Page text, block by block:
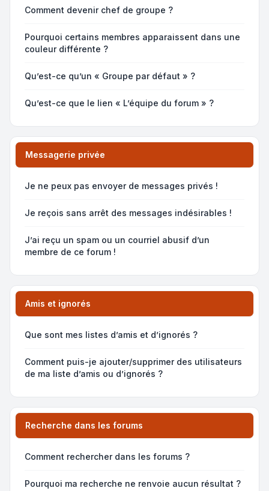
Comment devenir chef de groupe ?
Pourquoi certains membres apparaissent dans une
couleur différente ?
Qu’est-ce qu’un « Groupe par défaut » ?
Qu’est-ce que le lien « L’équipe du forum » ?
Messagerie privée
Je ne peux pas envoyer de messages privés !
Je reçois sans arrêt des messages indésirables !
J’ai reçu un spam ou un courriel abusif d’un
membre de ce forum !
Amis et ignorés
Que sont mes listes d’amis et d’ignorés ?
Comment puis-je ajouter/supprimer des utilisateurs
de ma liste d’amis ou d’ignorés ?
Recherche dans les forums
Comment rechercher dans les forums ?
Pourquoi ma recherche ne renvoie aucun résultat ?